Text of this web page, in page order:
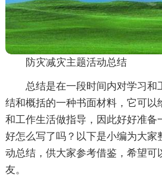
防灾减灾主题活动总结
总结是在一段时间内对学习和
结和概括的一种书面材料，它可以
和工作生活做指导，因此好好准备
好怎么写了吗？以下是小编为大家
动总结，供大家参考借鉴，希望可
友。